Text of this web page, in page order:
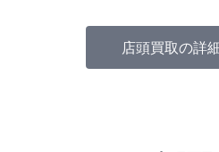
店頭買取の詳